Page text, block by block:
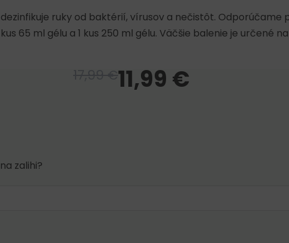
ruky od baktérií, vírusov a nečistôt.
65 ml gélu a 1 kus 250 ml gélu. Väčšie balenie je určené
11,99 €
zalihi?